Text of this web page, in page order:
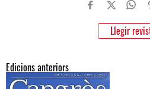
Llegir
Edicions anteriors